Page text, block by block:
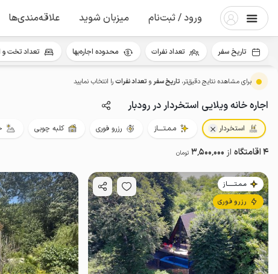
ورود / ثبت‌نام میزبان شوید علاقه‌مندی‌ها
برای مشاهده نتایج دقیق‌تر، تاریخ سفرو تعداد نفراترا انتخاب نمایید
اجاره خانه ویلایی استخردار در رودبار
استخردار مـمـتــــاز رزرو فوری کلبه چوبی
4 اقامتگاه از 3٬500٬000 تومان
مـمـتــــــاز
رزرو فوری
تاریخ سفر تعداد نفرات محدوده اجاره‌بها تعداد تخت و